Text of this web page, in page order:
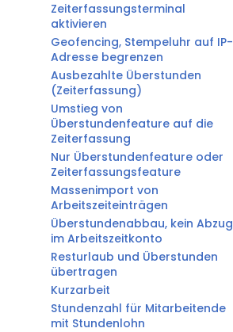
Zeiterfassungsterminal
aktivieren
Geofencing, Stempeluhr auf IP-
Adresse begrenzen
Ausbezahlte Überstunden
(Zeiterfassung)
Umstieg von
Überstundenfeature auf die
Zeiterfassung
Nur Überstundenfeature oder
Zeiterfassungsfeature
Massenimport von
Arbeitszeiteinträgen
Überstundenabbau, kein Abzug
im Arbeitszeitkonto
Resturlaub und Überstunden
übertragen
Kurzarbeit
Stundenzahl für Mitarbeitende
mit Stundenlohn